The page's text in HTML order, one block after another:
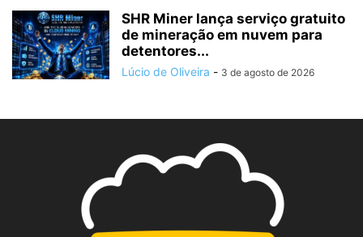
SHR Miner lança serviço gratuito
de mineração em nuvem para
detentores...
Lúcio de Oliveira - 3 de agosto de 2026